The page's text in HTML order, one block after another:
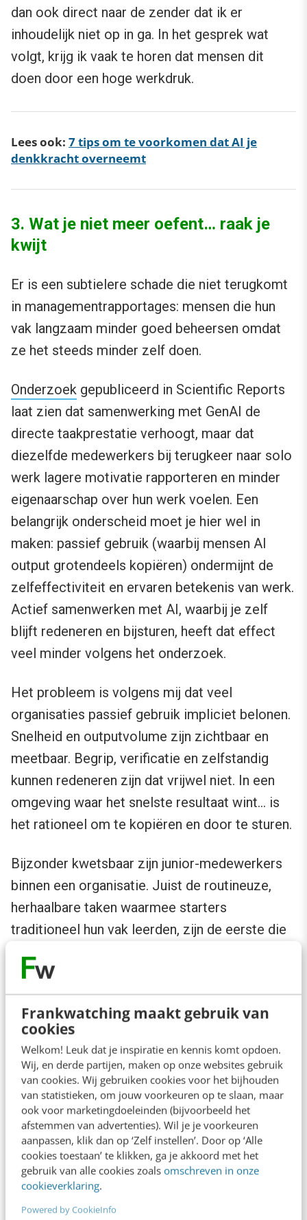
Frankwatching maakt gebruik van
cookies
Welkom! Leuk dat je inspiratie en kennis komt opdoen.
Wij, en derde partijen, maken op onze websites gebruik
van cookies. Wij gebruiken cookies voor het bijhouden
van statistieken, om jouw voorkeuren op te slaan, maar
ook voor marketingdoeleinden (bijvoorbeeld het
afstemmen van advertenties). Wil je je voorkeuren
aanpassen, klik dan op ‘Zelf instellen’. Door op ‘Alle
cookies toestaan’ te klikken, ga je akkoord met het
gebruik van alle cookies zoals omschreven in onze
cookieverklaring.
Powered by CookieInfo
dan ook direct naar de zender dat ik er
inhoudelijk niet op in ga. In het gesprek wat
volgt, krijg ik vaak te horen dat mensen dit
doen door een hoge werkdruk.
Lees ook: 7 tips om te voorkomen dat AI je
denkkracht overneemt
3. Wat je niet meer oefent… raak je
kwijt
Er is een subtielere schade die niet terugkomt
in managementrapportages: mensen die hun
vak langzaam minder goed beheersen omdat
ze het steeds minder zelf doen.
Onderzoek gepubliceerd in Scientific Reports
laat zien dat samenwerking met GenAI de
directe taakprestatie verhoogt, maar dat
diezelfde medewerkers bij terugkeer naar solo
werk lagere motivatie rapporteren en minder
eigenaarschap over hun werk voelen. Een
belangrijk onderscheid moet je hier wel in
maken: passief gebruik (waarbij mensen AI
output grotendeels kopiëren) ondermijnt de
zelfeffectiviteit en ervaren betekenis van werk.
Actief samenwerken met AI, waarbij je zelf
blijft redeneren en bijsturen, heeft dat effect
veel minder volgens het onderzoek.
Het probleem is volgens mij dat veel
organisaties passief gebruik impliciet belonen.
Snelheid en outputvolume zijn zichtbaar en
meetbaar. Begrip, verificatie en zelfstandig
kunnen redeneren zijn dat vrijwel niet. In een
omgeving waar het snelste resultaat wint… is
het rationeel om te kopiëren en door te sturen.
Bijzonder kwetsbaar zijn junior-medewerkers
binnen een organisatie. Juist de routineuze,
herhaalbare taken waarmee starters
traditioneel hun vak leerden, zijn de eerste die
Review
van deze zogenaamdeentry-leveltaken
kortzichtig is omdat juist die rollen
toekomstige experts vormen. Data van het
Stanford Digital Economy Labbevestigendit.
Juniors in sterk AI-blootgestelde beroepen
laten een relatieve werkgelegenheidsdaling van
16 procent zien, terwijl meer ervaren collega’s
vrijwel stabiel blijven. Organisaties snijden zo
onbewust in hun eigen talentontwikkeling.